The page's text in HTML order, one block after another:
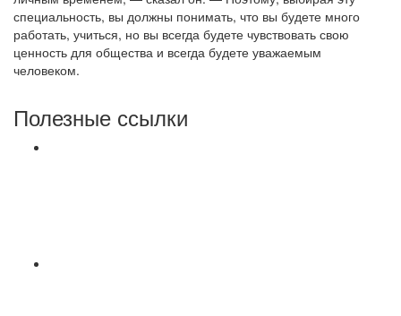
специальность, вы должны понимать, что вы будете много
работать, учиться, но вы всегда будете чувствовать свою
ценность для общества и всегда будете уважаемым
человеком.
Полезные ссылки